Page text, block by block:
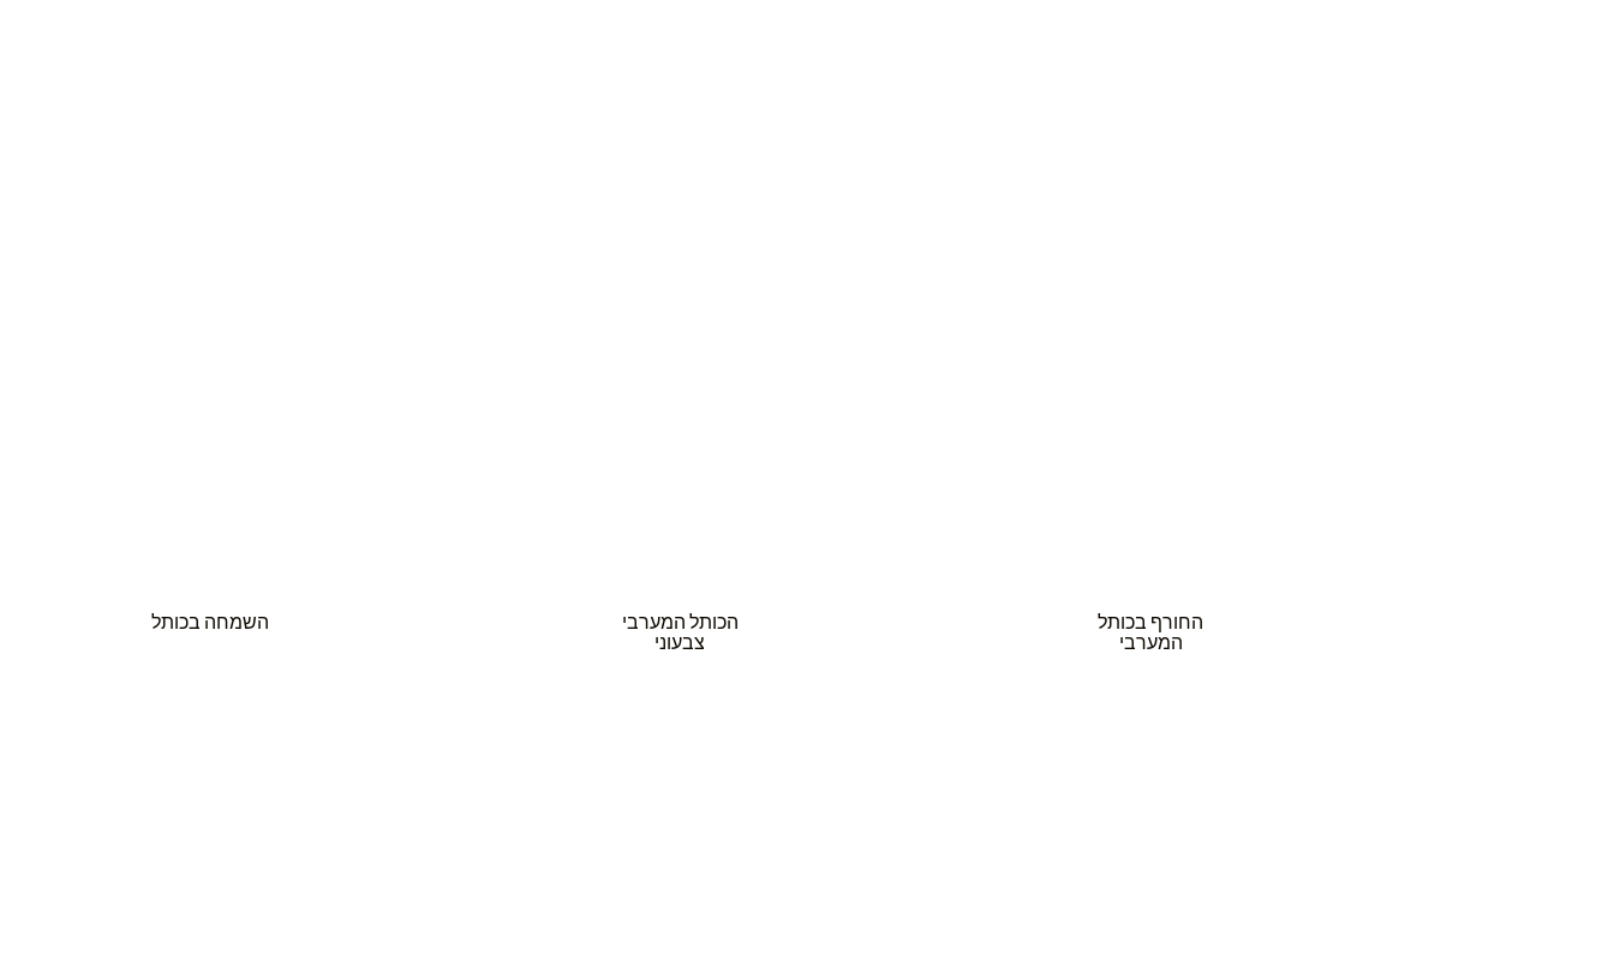
החורף בכותל
המערבי
הכותל המערבי
צבעוני
השמחה בכותל